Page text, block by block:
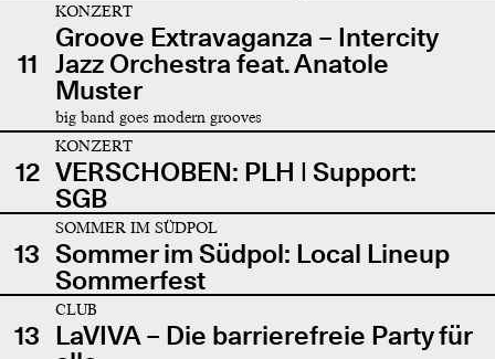
11
KONZERT
Groove Extravaganza – Intercity
Jazz Orchestra feat. Anatole
Muster
big band goes modern grooves
12
KONZERT
VERSCHOBEN: PLH | Support:
SGB
13
SOMMER IM SÜDPOL
Sommer im Südpol: Local Lineup
Sommerfest
13
CLUB
LaVIVA – Die barrierefreie Party für